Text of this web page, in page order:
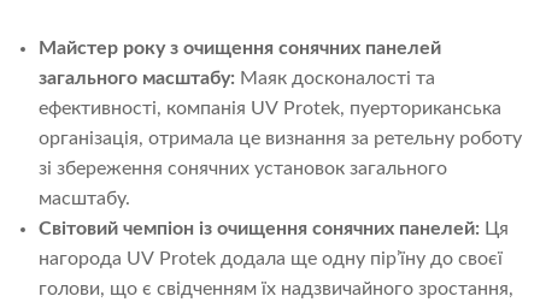
Майстер року з очищення сонячних панелей
загального масштабу: Маяк досконалості та
ефективності, компанія UV Protek, пуерториканська
організація, отримала це визнання за ретельну роботу
зі збереження сонячних установок загального
масштабу.
Світовий чемпіон із очищення сонячних панелей: Ця
нагорода UV Protek додала ще одну пір’їну до своєї
голови, що є свідченням їх надзвичайного зростання,